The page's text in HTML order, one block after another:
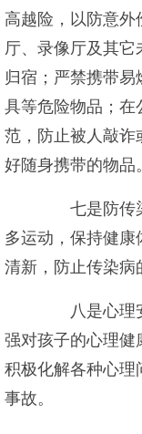
高越险，以防意外
厅、录像厅及其它
归宿；严禁携带
具等危险物品；在
范，防止被人敲诈
好随身携带的物品。
七是防传染
多运动，保持健康
清新，防止传染病
八是心理安
强对孩子的心理健
积极化解各种心理
事故。